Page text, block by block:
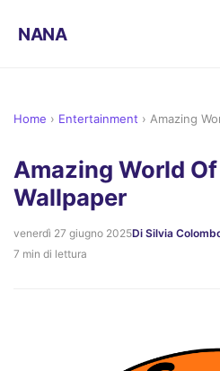
NANA
Home › Entertainment › Amazing
Amazing World
Wallpaper
venerdì 27 giugno 2025Di Silvia
7 min di lettura